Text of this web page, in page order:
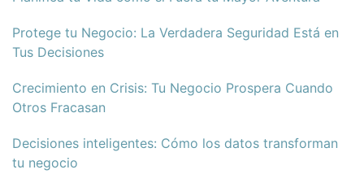
Protege tu Negocio: La Verdadera Seguridad Está en
Tus Decisiones
Crecimiento en Crisis: Tu Negocio Prospera Cuando
Otros Fracasan
Decisiones inteligentes: Cómo los datos transforman
tu negocio